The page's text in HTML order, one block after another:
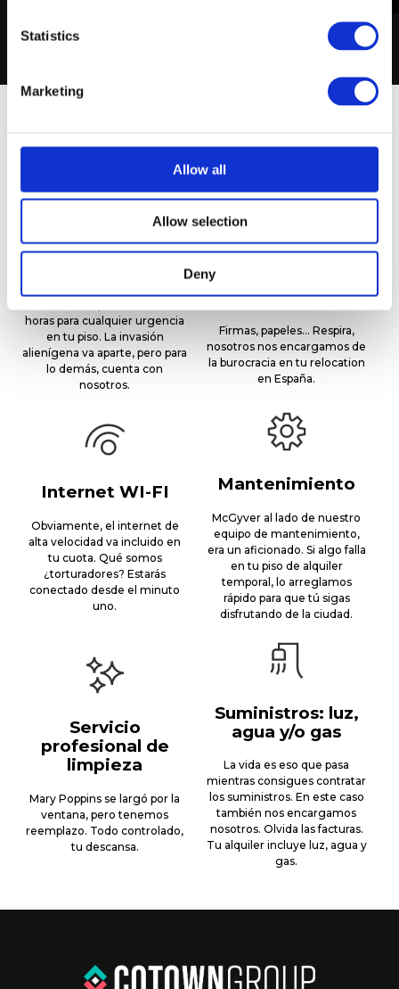
Statistics
Marketing
Allow all
Allow selection
Deny
necesitas
24h Asistencia a
horas para cualquier urgencia
en tu piso. La invasión
alienígena va aparte, pero para
lo demás, cuenta con
nosotros.
Apoyo en
administrativos
Firmas, papeles… Respira,
nosotros nos encargamos de
la burocracia en tu relocation
en España.
Internet WI-FI
Obviamente, el internet de
alta velocidad va incluido en
tu cuota. Qué somos
¿torturadores? Estarás
conectado desde el minuto
uno.
Mantenimiento
McGyver al lado de nuestro
equipo de mantenimiento,
era un aficionado. Si algo falla
en tu piso de alquiler
temporal, lo arreglamos
rápido para que tú sigas
disfrutando de la ciudad.
Servicio
profesional de
limpieza
Mary Poppins se largó por la
ventana, pero tenemos
reemplazo. Todo controlado,
tu descansa.
Suministros: luz,
agua y/o gas
La vida es eso que pasa
mientras consigues contratar
los suministros. En este caso
también nos encargamos
nosotros. Olvida las facturas.
Tu alquiler incluye luz, agua y
gas.